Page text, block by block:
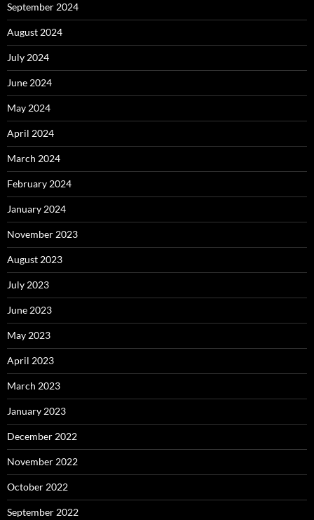
September 2024
August 2024
July 2024
June 2024
May 2024
April 2024
March 2024
February 2024
January 2024
November 2023
August 2023
July 2023
June 2023
May 2023
April 2023
March 2023
January 2023
December 2022
November 2022
October 2022
September 2022